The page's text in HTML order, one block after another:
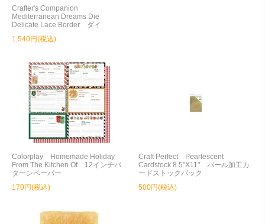
Crafter's Companion
Mediterranean Dreams Die
Delicate Lace Border ダイ
1,540円(税込)
Colorplay Homemade Holiday
From The Kitchen Of 12インチパ
ターンペーパー
170円(税込)
Craft Perfect Pearlescent
Cardstock 8.5"X11" パール加工カ
ードストックパック
500円(税込)